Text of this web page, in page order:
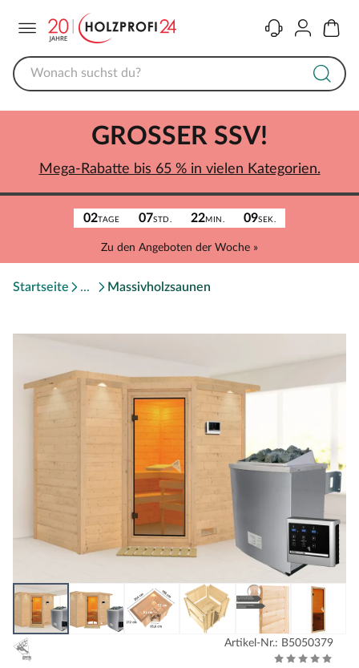
KontaktKonto
02TAGE 07STD. 22MIN. 09SEK.
Zu den Angeboten der Woche »
GROSSER SSV!
Mega-Rabatte bis 65 % in vielen Kategorien.
Startseite Massivholzsaunen
Artikel-Nr.: B5050379